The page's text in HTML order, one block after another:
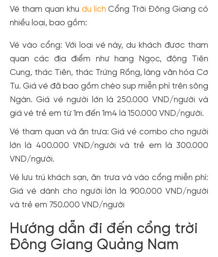
Vé tham quan khu du lịch Cổng Trời Đông Giang có
nhiều loại, bao gồm:
Vé vào cổng: Với loại vé này, du khách được tham
quan các địa điểm như hang Ngọc, động Tiên
Cung, thác Tiên, thác Trứng Rồng, làng văn hóa Cơ
Tu. Giá vé đã bao gồm chèo sup miễn phí trên sông
Ngàn. Giá vé người lớn là 250.000 VND/người và
giá vé trẻ em từ 1m đến 1m4 là 150.000 VND/người.
Vé tham quan và ăn trưa: Giá vé combo cho người
lớn là 400.000 VND/người và trẻ em là 300.000
VND/người.
Vé lưu trú khách sạn, ăn trưa và vào cổng miễn phí:
Giá vé dành cho người lớn là 900.000 VND/người
và trẻ em 750.000 VND/người
Hướng dẫn đi đến cổng trời
Đông Giang Quảng Nam